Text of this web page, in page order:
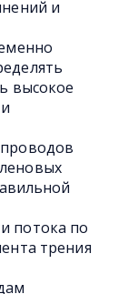
и
высокое
потока по
трения